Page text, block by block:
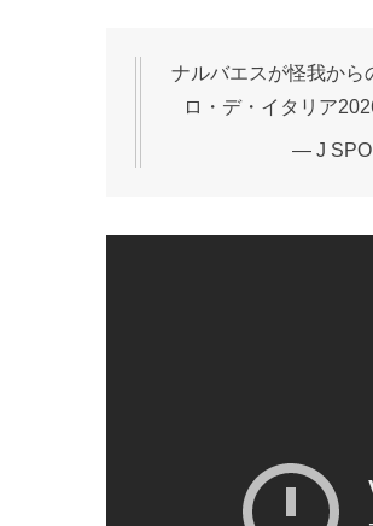
ナルバエスが怪我か
ロ・デ・イタリア
— J